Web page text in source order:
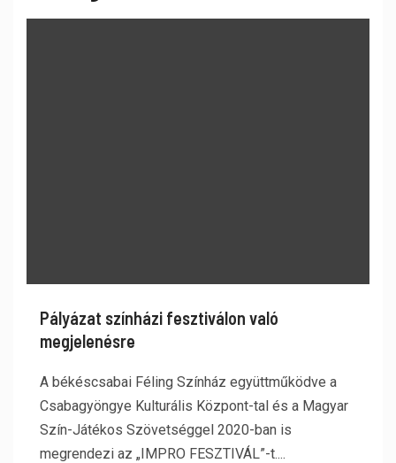
Pályázat színházi fesztiválon való
megjelenésre
A békéscsabai Féling Színház együttműködve a
Csabagyöngye Kulturális Központ-tal és a Magyar
Szín-Játékos Szövetséggel 2020-ban is
megrendezi az „IMPRO FESZTIVÁL”-t....